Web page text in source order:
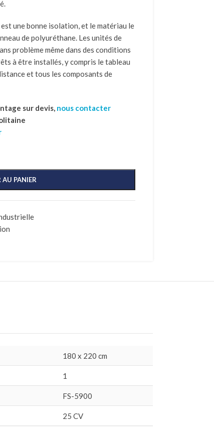
une bonne isolation, et le matériau le
de polyuréthane. Les unités de
problème même dans des conditions
à être installés, y compris le tableau
et tous les composants de
sur devis, nous contacter
PANIER
180 x 220 cm
1
FS-5900
25 CV